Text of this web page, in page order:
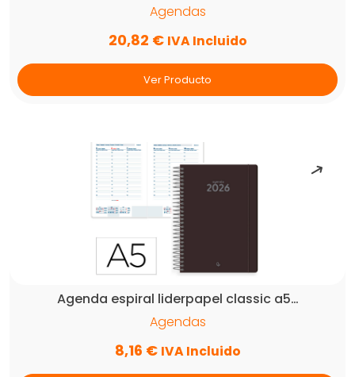
Agendas
20,82 € IVA Incluido
Ver Producto
Agenda espiral liderpapel classic a5…
Agendas
8,16 € IVA Incluido